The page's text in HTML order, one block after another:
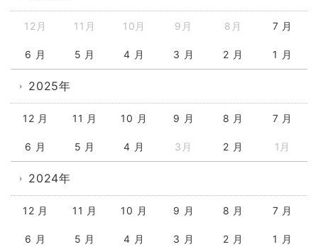
12月 11月 10月 9月 8月 7 月
6 月 5 月 4 月 3 月 2 月 1 月
2025年
12 月 11 月 10 月 9 月 8 月 7 月
6 月 5 月 4 月 3月 2 月 1月
2024年
12 月 11 月 10 月 9 月 8 月 7 月
6 月 5 月 4 月 3 月 2 月 1 月